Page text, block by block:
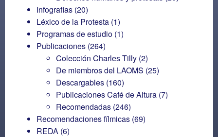
Infografías (20)
Léxico de la Protesta (1)
Programas de estudio (1)
Publicaciones (264)
Colección Charles Tilly (2)
De miembros del LAOMS (25)
Descargables (160)
Publicaciones Café de Altura (7)
Recomendadas (246)
Recomendaciones fílmicas (69)
REDA (6)